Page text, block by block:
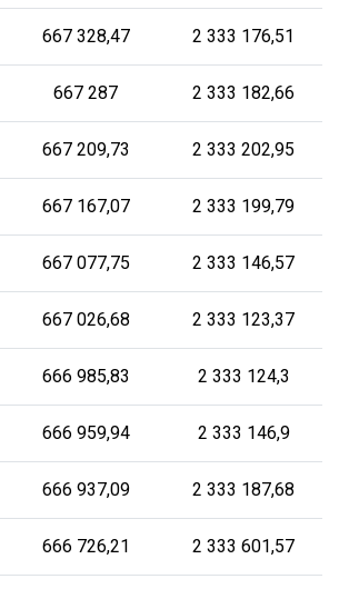
667 328,47 2 333 176,51
667 287 2 333 182,66
667 209,73 2 333 202,95
667 167,07 2 333 199,79
667 077,75 2 333 146,57
667 026,68 2 333 123,37
666 985,83 2 333 124,3
666 959,94 2 333 146,9
666 937,09 2 333 187,68
666 726,21 2 333 601,57